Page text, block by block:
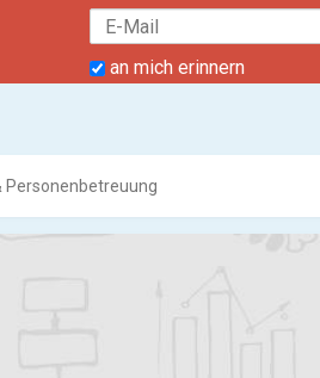
an mich erinnern
Personenbetreuung